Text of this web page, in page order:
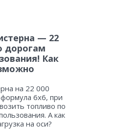
— 22
дорогам
Как
на 22 000
6х6, при
топливо по
А как
на оси?